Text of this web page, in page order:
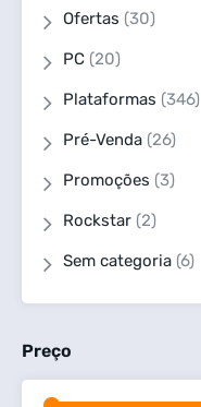
Ofertas (30)
PC (20)
Plataformas (346)
Pré-Venda (26)
Promoções (3)
Rockstar (2)
Sem categoria (6)
Preço